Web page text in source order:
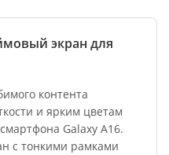
экран для
контента
и ярким цветам
Galaxy A16.
с тонкими рамками